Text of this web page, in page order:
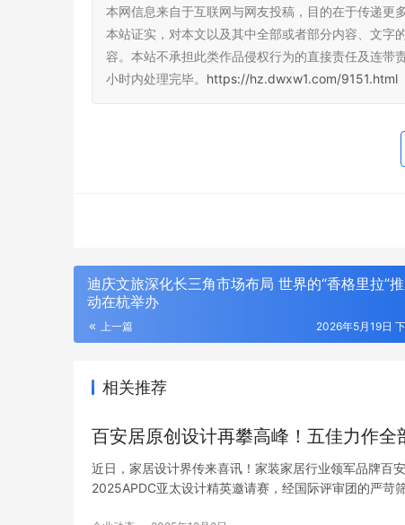
本网信息来自于互联网与网友投稿，目的在于传递更
本站证实，对本文以及其中全部或者部分内容、文字
容。本站不承担此类作品侵权行为的直接责任及连带
小时内处理完毕。 https://hz.dwxw1.com/9151.html
迪庆文旅深化长三角市场布局 世界的“香格里拉”
动在杭举办
上一篇 2026年5月19日
相关推荐
百安居原创设计再攀高峰！五佳力作
近日，家居设计界传来喜讯！家装家居行业领军品牌百
2025APDC亚太设计精英邀请赛，经国际评审团的严苛
上8点正式迎来最后一波降价潮！一直到6月
18日巅峰28小时低价抢购！叠加国补买家